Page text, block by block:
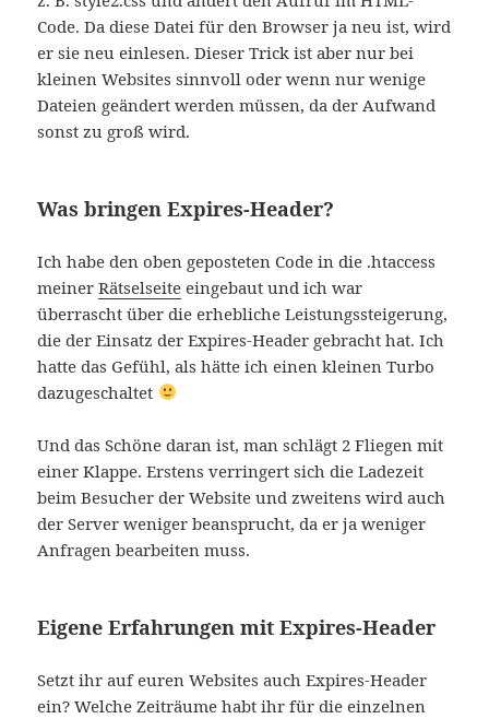
Code. Da diese Datei für den Browser ja neu ist, wird
er sie neu einlesen. Dieser Trick ist aber nur bei
kleinen Websites sinnvoll oder wenn nur wenige
Dateien geändert werden müssen, da der Aufwand
sonst zu groß wird.
Was bringen Expires-Header?
Ich habe den oben geposteten Code in die .htaccess
meinerRätselseite eingebaut und ich war
überrascht über die erhebliche Leistungssteigerung,
die der Einsatz der Expires-Header gebracht hat. Ich
hatte das Gefühl, als hätte ich einen kleinen Turbo
dazugeschaltet
Und das Schöne daran ist, man schlägt 2 Fliegen mit
einer Klappe. Erstens verringert sich die Ladezeit
beim Besucher der Website und zweitens wird auch
der Server weniger beansprucht, da er ja weniger
Anfragen bearbeiten muss.
Eigene Erfahrungen mit Expires-Header
Setzt ihr auf euren Websites auch Expires-Header
ein? Welche Zeiträume habt ihr für die einzelnen